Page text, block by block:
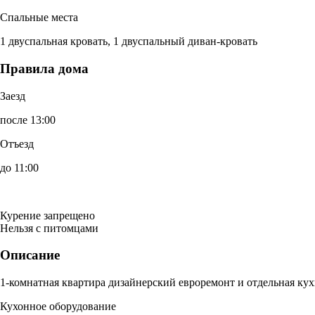
Спальные места
1 двуспальная кровать, 1 двуспальный диван-кровать
Правила дома
Заезд
после 13:00
Отъезд
до 11:00
Курение запрещено
Нельзя с питомцами
Описание
1-комнатная квартира дизайнерский евроремонт и отдельная
Кухонное оборудование